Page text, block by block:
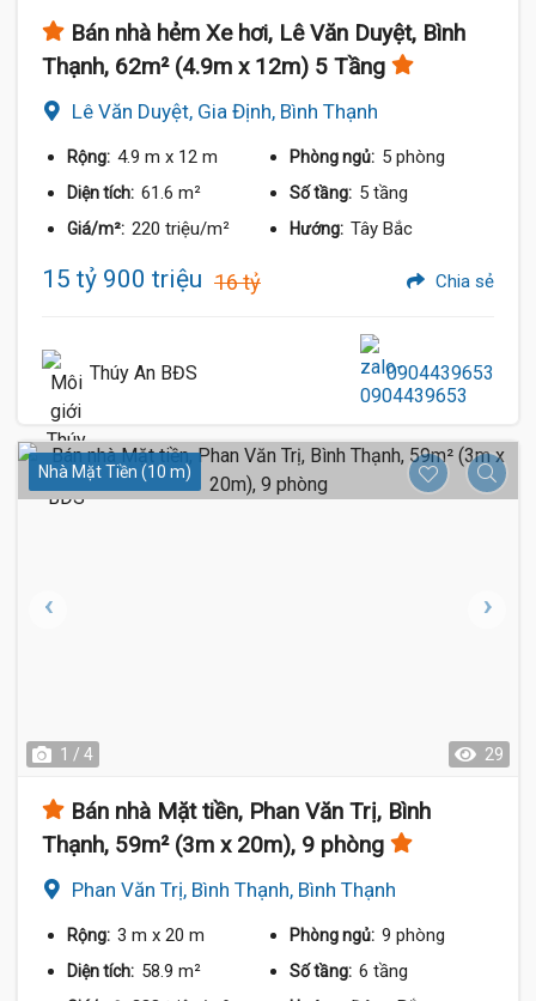
Bán nhà hẻm Xe hơi, Lê Văn Duyệt, Bình
Thạnh, 62m² (4.9m x 12m) 5 Tầng
Lê Văn Duyệt, Gia Định, Bình Thạnh
Rộng: 4.9 m x 12 m Phòng ngủ: 5 phòng
Diện tích: 61.6 m² Số tầng: 5 tầng
Giá/m²: 220 triệu/m² Hướng: Tây Bắc
15 tỷ 900 triệu 16 tỷ Chia sẻ
Thúy An BĐS 0904439653
Nhà Mặt Tiền (10 m)
1 / 4 29
Bán nhà Mặt tiền, Phan Văn Trị, Bình
Thạnh, 59m² (3m x 20m), 9 phòng
Phan Văn Trị, Bình Thạnh, Bình Thạnh
Rộng: 3 m x 20 m Phòng ngủ: 9 phòng
Diện tích: 58.9 m² Số tầng: 6 tầng